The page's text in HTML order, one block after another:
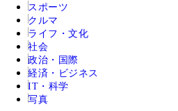
スポーツ
クルマ
ライフ・文化
社会
政治・国際
経済・ビジネス
IT・科学
写真